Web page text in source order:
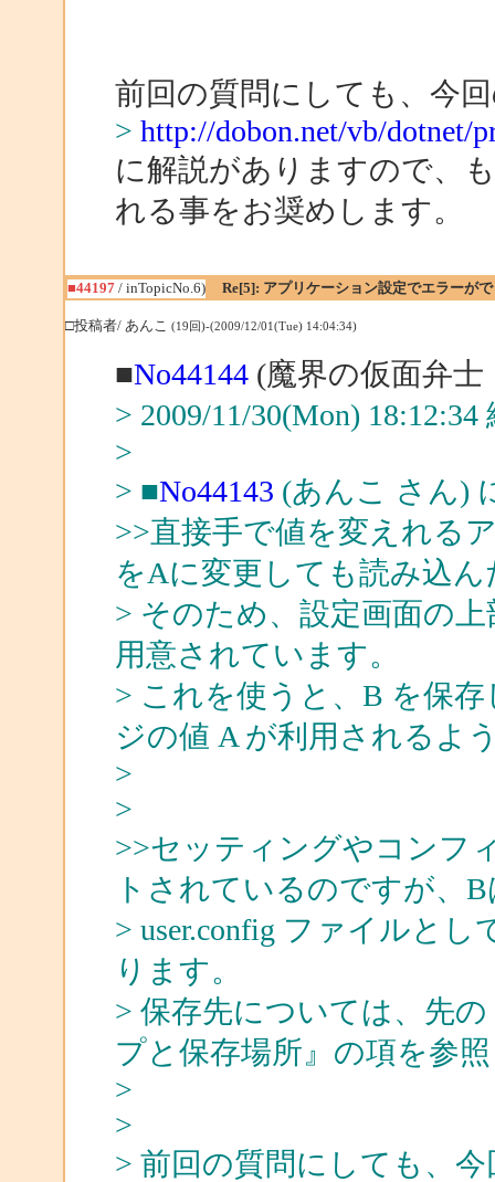
前回の質問にしても、今
> http://dobon.net/vb/dotnet/
に解説がありますので、
れる事をお奨めします。
■44197/ inTopicNo.6) Re[5]: アプリケーション設定でエラーが
□投稿者/ あんこ (19回)-(2009/12/01(Tue) 14:04:34)
■No44144(魔界の仮面弁士
> 2009/11/30(Mon)
>
> ■No44143 (あんこ さん)
>>直接手で値を変えれる
をAに変更しても読み込
> そのため、設定画面の
用意されています。
> これを使うと、B を保
ジの値 A が利用されるよ
>
>
>>セッティングやコンフ
トされているのですが、
> user.config ファイルと
ります。
> 保存先については、先
プと保存場所』の項を参
>
>
> 前回の質問にしても、